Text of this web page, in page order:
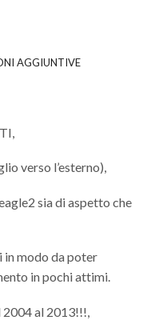
AGGIUNTIVE
verso l’esterno),
sia di aspetto che
modo da poter
in pochi attimi.
al 2013!!!,